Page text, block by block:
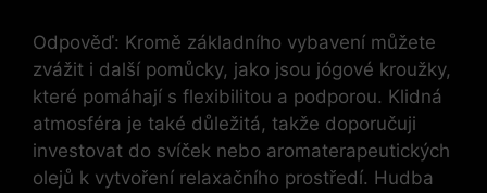
Odpověď: Kromě základního vybavení můžete
zvážit i další pomůcky, jako jsou jógové kroužky,
které pomáhají s flexibilitou a podporou. Klidná
atmosféra je také důležitá, takže doporučuji
investovat do svíček nebo aromaterapeutických
olejů k vytvoření relaxačního prostředí. Hudba